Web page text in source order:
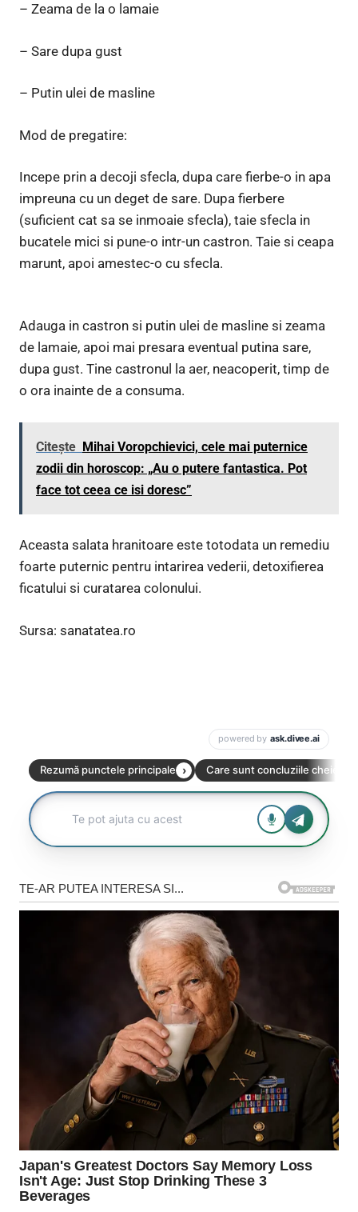
– Zeama de la o lamaie
– Sare dupa gust
– Putin ulei de masline
Mod de pregatire:
Incepe prin a decoji sfecla, dupa care fierbe-o in apa
impreuna cu un deget de sare. Dupa fierbere
(suficient cat sa se inmoaie sfecla), taie sfecla in
bucatele mici si pune-o intr-un castron. Taie si ceapa
marunt, apoi amestec-o cu sfecla.
Adauga in castron si putin ulei de masline si zeama
de lamaie, apoi mai presara eventual putina sare,
dupa gust. Tine castronul la aer, neacoperit, timp de
o ora inainte de a consuma.
Citește Mihai Voropchievici, cele mai puternice
zodii din horoscop: „Au o putere fantastica. Pot
face tot ceea ce isi doresc”
Aceasta salata hranitoare este totodata un remediu
foarte puternic pentru intarirea vederii, detoxifierea
ficatului si curatarea colonului.
Sursa: sanatatea.ro